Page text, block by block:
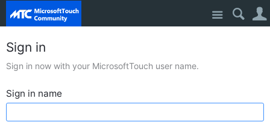
Site
Sign in
Sign in now with your MicrosoftTouch user name.
Sign in name